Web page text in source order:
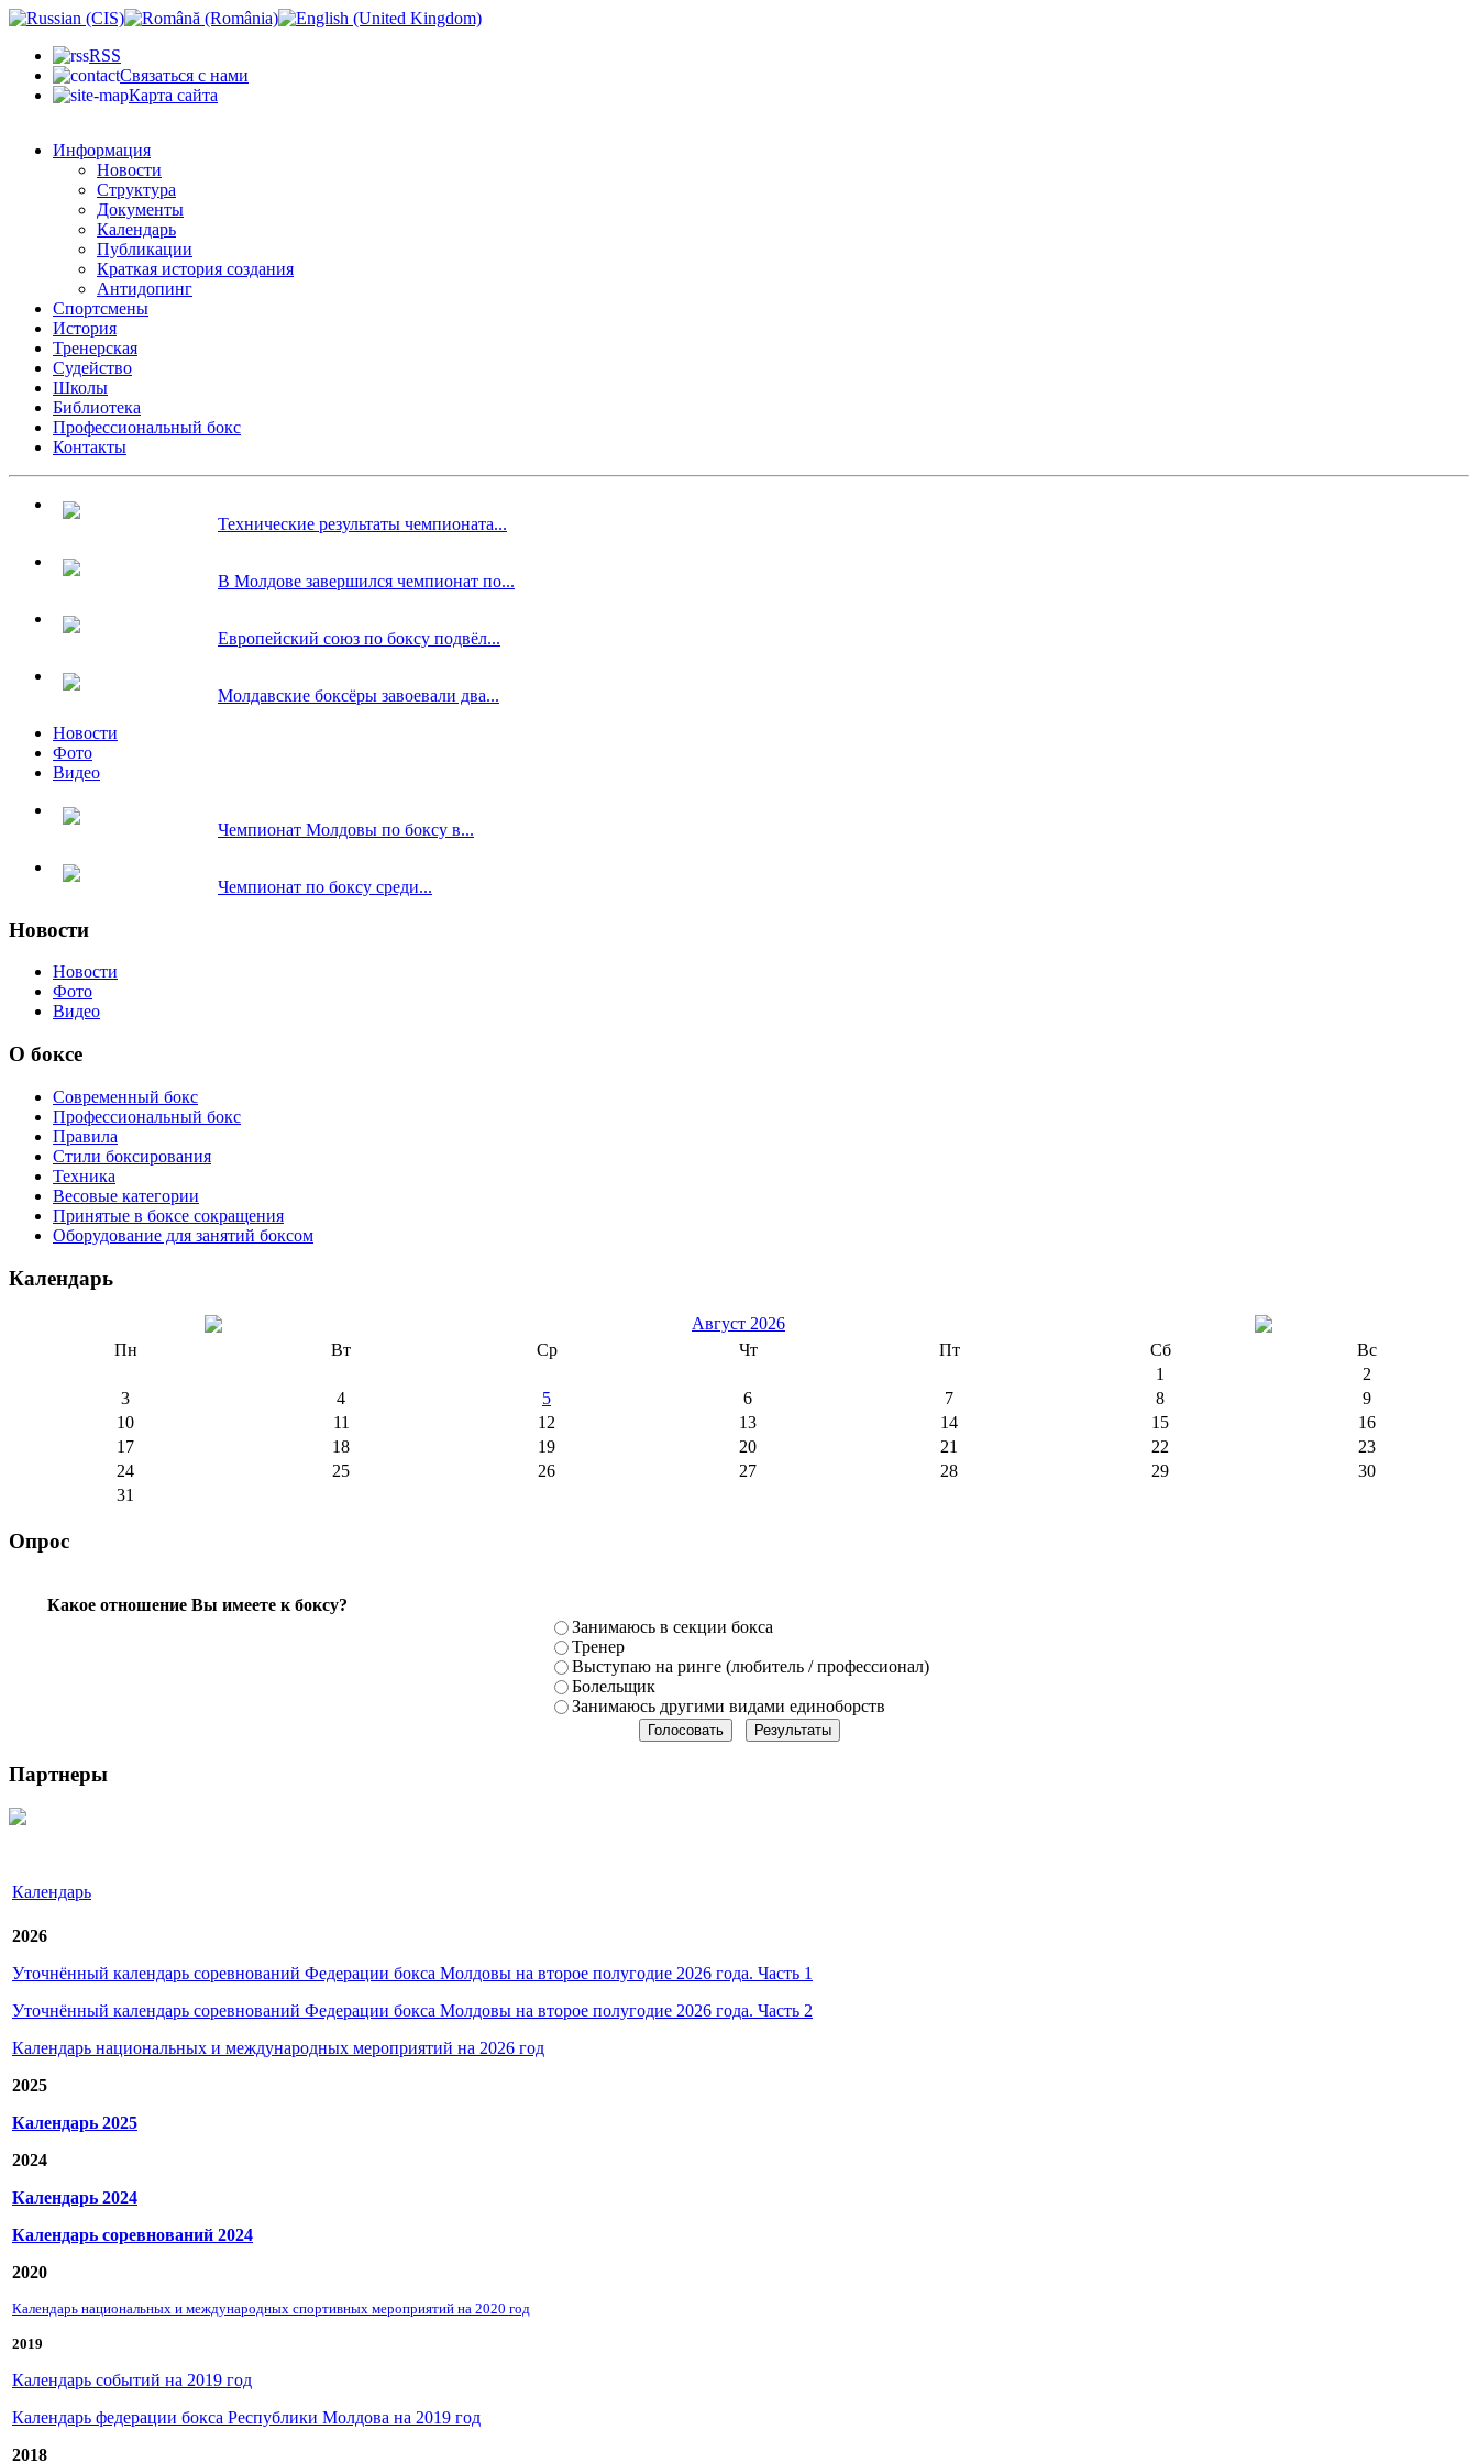
RSS
Связаться с нами
Карта сайта
Информация
Новости
Структура
Документы
Календарь
Публикации
Краткая история создания
Антидопинг
Спортсмены
История
Тренерская
Судейство
Школы
Библиотека
Профессиональный бокс
Контакты
Технические результаты чемпионата...
В Молдове завершился чемпионат по...
Европейский союз по боксу подвёл...
Молдавские боксёры завоевали два...
Новости
Фото
Видео
Чемпионат Молдовы по боксу в...
Чемпионат по боксу среди...
Новости
Новости
Фото
Видео
О боксе
Современный бокс
Профессиональный бокс
Правила
Стили боксирования
Техника
Весовые категории
Принятые в боксе сокращения
Оборудование для занятий боксом
Календарь
Август 2026
Пн
Вт Ср Чт Пт Сб
Вс
1
2
3
4 5 6 7 8
9
10
11 12 13 14 15
16
17
18 19 20 21 22
23
24
25 26 27 28 29
30
31
Опрос
Какое отношение Вы имеете к боксу?
Занимаюсь в секции бокса
Тренер
Выступаю на ринге (любитель / профессионал)
Болельщик
Занимаюсь другими видами единоборств
Партнеры
Календарь
2026
Уточнённый календарь соревнований Федерации бокса Молдовы на второе полугодие 2026 года. Часть 1
Уточнённый календарь соревнований Федерации бокса Молдовы на второе полугодие 2026 года. Часть 2
Календарь национальных и международных мероприятий на 2026 год
2025
Календарь 2025
2024
Календарь 2024
Календарь соревнований 2024
2020
Календарь национальных и международных спортивных мероприятий на 2020 год
2019
Календарь событий на 2019 год
Календарь федерации бокса Республики Молдова на 2019 год
2018